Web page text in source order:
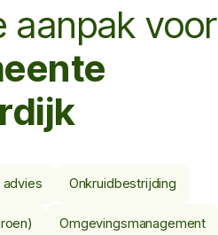
aanpak voor
advies Onkruidbestrijding
Omgevingsmanagement